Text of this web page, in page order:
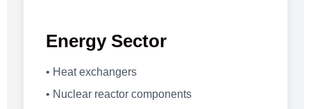
Energy Sector
• Heat exchangers
• Nuclear reactor components